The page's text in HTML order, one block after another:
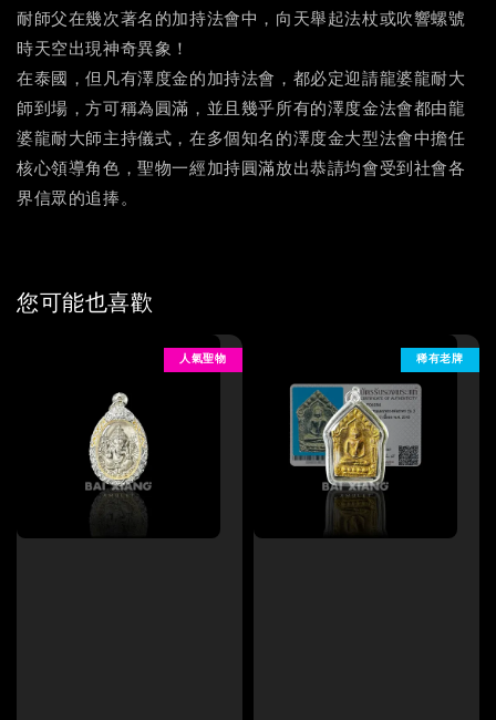
耐師父在幾次著名的加持法會中，向天舉起法杖或吹響螺號
時天空出現神奇異象！
在泰國，但凡有澤度金的加持法會，都必定迎請龍婆龍耐大
師到場，方可稱為圓滿，並且幾乎所有的澤度金法會都由龍
婆龍耐大師主持儀式，在多個知名的澤度金大型法會中擔任
核心領導角色，聖物一經加持圓滿放出恭請均會受到社會各
界信眾的追捧。
您可能也喜歡
人氣聖物 稀有老牌